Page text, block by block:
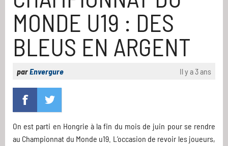
MONDE U19 : DES
BLEUS EN ARGENT
parEnvergure Il y a 3 ans
On est parti en Hongrie à la fin du mois de juin pour se rendre
au Championnat du Monde u19. L’occasion de revoir les joueurs,